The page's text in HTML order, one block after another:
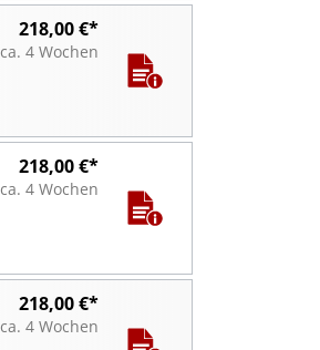
218,00 €*
ca. 4 Wochen
218,00 €*
ca. 4 Wochen
218,00 €*
ca. 4 Wochen